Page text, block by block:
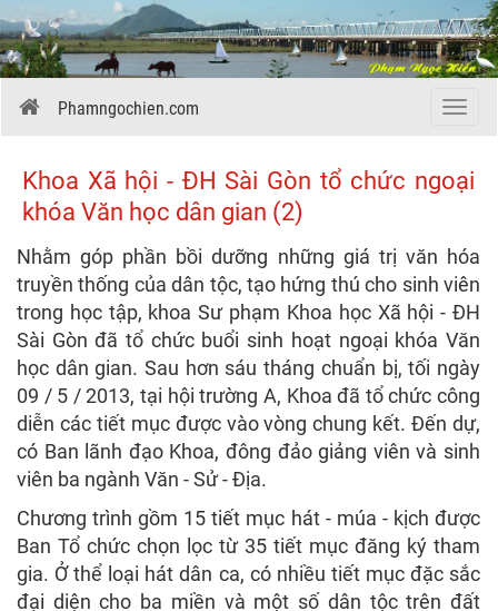
Menu
Phamngochien.com
Khoa Xã hội - ĐH Sài Gòn tổ chức ngoại
khóa Văn học dân gian (2)
Nhằm góp phần bồi dưỡng những giá trị văn hóa
truyền thống của dân tộc, tạo hứng thú cho sinh viên
trong học tập, khoa Sư phạm Khoa học Xã hội - ĐH
Sài Gòn đã tổ chức buổi sinh hoạt ngoại khóa Văn
học dân gian. Sau hơn sáu tháng chuẩn bị, tối ngày
09 / 5 / 2013, tại hội trường A, Khoa đã tổ chức công
diễn các tiết mục được vào vòng chung kết. Đến dự,
có Ban lãnh đạo Khoa, đông đảo giảng viên và sinh
viên ba ngành Văn - Sử - Địa.
Chương trình gồm 15 tiết mục hát - múa - kịch được
Ban Tổ chức chọn lọc từ 35 tiết mục đăng ký tham
gia. Ở thể loại hát dân ca, có nhiều tiết mục đặc sắc
đại diện cho ba miền và một số dân tộc trên đất